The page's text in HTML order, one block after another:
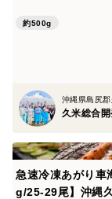
ません。
＊熨斗が必要な
【熨斗希望】と
シール熨斗にな
m】【加熱調理用
粧箱】【熨斗可※
約500g
久米総合開
急速冷凍あがり車
g/25-29尾】沖縄